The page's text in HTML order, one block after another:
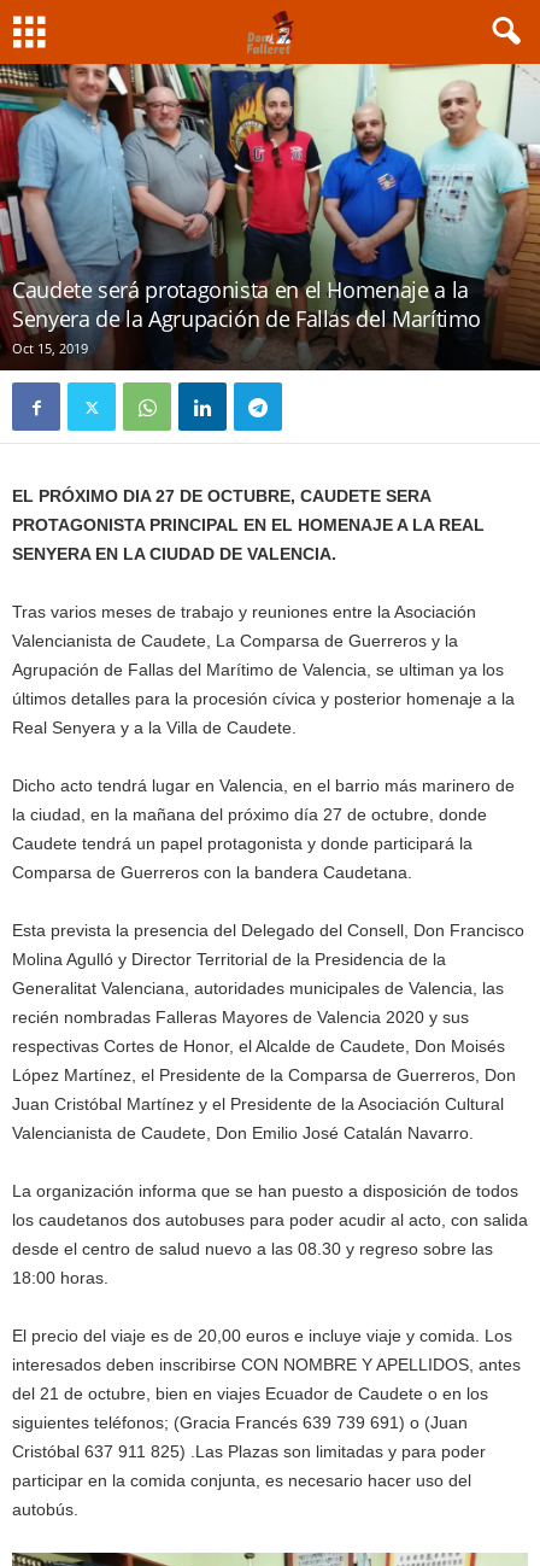
Caudete será protagonista en el Homenaje a la
Senyera de la Agrupación de Fallas del Marítimo
Oct 15, 2019
EL PRÓXIMO DIA 27 DE OCTUBRE, CAUDETE SERA
PROTAGONISTA PRINCIPAL EN EL HOMENAJE A LA REAL
SENYERA EN LA CIUDAD DE VALENCIA.
Tras varios meses de trabajo y reuniones entre la Asociación
Valencianista de Caudete, La Comparsa de Guerreros y la
Agrupación de Fallas del Marítimo de Valencia, se ultiman ya los
últimos detalles para la procesión cívica y posterior homenaje a la
Real Senyera y a la Villa de Caudete.
Dicho acto tendrá lugar en Valencia, en el barrio más marinero de
la ciudad, en la mañana del próximo día 27 de octubre, donde
Caudete tendrá un papel protagonista y donde participará la
Comparsa de Guerreros con la bandera Caudetana.
Esta prevista la presencia del Delegado del Consell, Don Francisco
Molina Agulló y Director Territorial de la Presidencia de la
Generalitat Valenciana, autoridades municipales de Valencia, las
recién nombradas Falleras Mayores de Valencia 2020 y sus
respectivas Cortes de Honor, el Alcalde de Caudete, Don Moisés
López Martínez, el Presidente de la Comparsa de Guerreros, Don
Juan Cristóbal Martínez y el Presidente de la Asociación Cultural
Valencianista de Caudete, Don Emilio José Catalán Navarro.
La organización informa que se han puesto a disposición de todos
los caudetanos dos autobuses para poder acudir al acto, con salida
desde el centro de salud nuevo a las 08.30 y regreso sobre las
18:00 horas.
El precio del viaje es de 20,00 euros e incluye viaje y comida. Los
interesados deben inscribirse CON NOMBRE Y APELLIDOS, antes
del 21 de octubre, bien en viajes Ecuador de Caudete o en los
siguientes teléfonos; (Gracia Francés 639 739 691) o (Juan
Cristóbal 637 911 825) .Las Plazas son limitadas y para poder
participar en la comida conjunta, es necesario hacer uso del
autobús.